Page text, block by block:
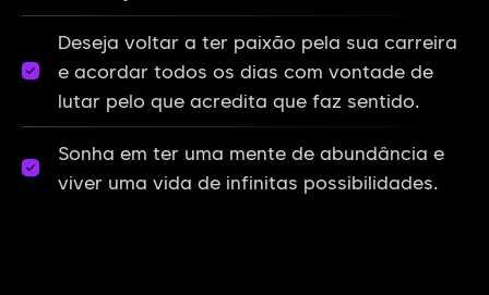
Deseja voltar a ter paixão pela sua carreira
e acordar todos os dias com vontade de
lutar pelo que acredita que faz sentido.
Sonha em ter uma mente de abundância e
viver uma vida de infinitas possibilidades.